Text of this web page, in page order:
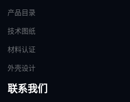
产品目录
技术图纸
材料认证
外壳设计
联系我们